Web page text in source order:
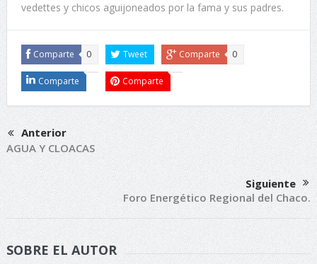
vedettes y chicos aguijoneados por la fama y sus padres.
Comparte 0 Tweet Comparte 0
Comparte Comparte
Anterior
AGUA Y CLOACAS
Siguiente
Foro Energético Regional del Chaco.
SOBRE EL AUTOR